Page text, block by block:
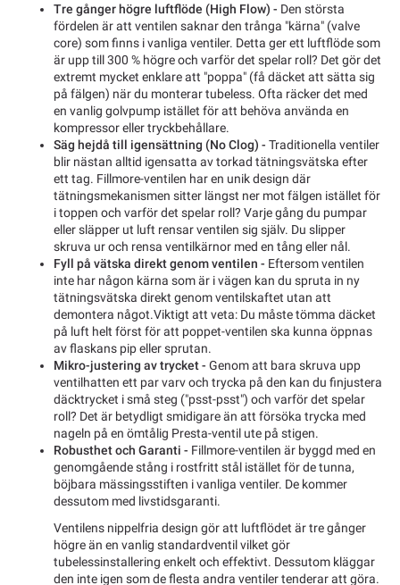
Tre gånger högre luftflöde (High Flow) - Den största
fördelen är att ventilen saknar den trånga "kärna" (valve
core) som finns i vanliga ventiler. Detta ger ett luftflöde som
är upp till 300 % högre och varför det spelar roll? Det gör det
extremt mycket enklare att "poppa" (få däcket att sätta sig
på fälgen) när du monterar tubeless. Ofta räcker det med
en vanlig golvpump istället för att behöva använda en
kompressor eller tryckbehållare.
Säg hejdå till igensättning (No Clog) - Traditionella ventiler
blir nästan alltid igensatta av torkad tätningsvätska efter
ett tag. Fillmore-ventilen har en unik design där
tätningsmekanismen sitter längst ner mot fälgen istället för
i toppen och varför det spelar roll? Varje gång du pumpar
eller släpper ut luft rensar ventilen sig själv. Du slipper
skruva ur och rensa ventilkärnor med en tång eller nål.
Fyll på vätska direkt genom ventilen - Eftersom ventilen
inte har någon kärna som är i vägen kan du spruta in ny
tätningsvätska direkt genom ventilskaftet utan att
demontera något.Viktigt att veta: Du måste tömma däcket
på luft helt först för att poppet-ventilen ska kunna öppnas
av flaskans pip eller sprutan.
Mikro-justering av trycket - Genom att bara skruva upp
ventilhatten ett par varv och trycka på den kan du finjustera
däcktrycket i små steg ("psst-psst") och varför det spelar
roll? Det är betydligt smidigare än att försöka trycka med
nageln på en ömtålig Presta-ventil ute på stigen.
Robusthet och Garanti - Fillmore-ventilen är byggd med en
genomgående stång i rostfritt stål istället för de tunna,
böjbara mässingsstiften i vanliga ventiler. De kommer
dessutom med livstidsgaranti.
Ventilens nippelfria design gör att luftflödet är tre gånger
högre än en vanlig standardventil vilket gör
tubelessinstallering enkelt och effektivt. Dessutom kläggar
den inte igen som de flesta andra ventiler tenderar att göra.